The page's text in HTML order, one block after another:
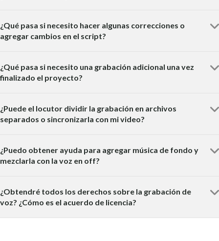
¿Qué pasa si necesito hacer algunas correcciones o
agregar cambios en el script?
¿Qué pasa si necesito una grabación adicional una vez
finalizado el proyecto?
¿Puede el locutor dividir la grabación en archivos
separados o sincronizarla con mi video?
¿Puedo obtener ayuda para agregar música de fondo y
mezclarla con la voz en off?
¿Obtendré todos los derechos sobre la grabación de
voz? ¿Cómo es el acuerdo de licencia?